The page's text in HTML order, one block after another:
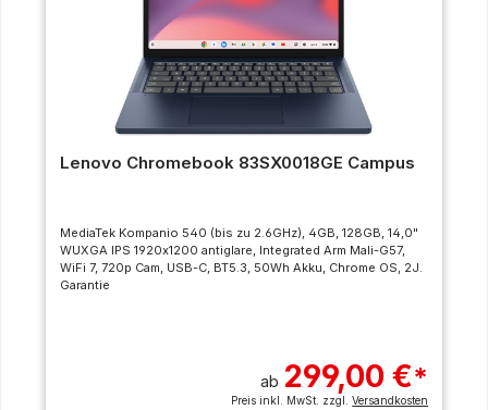
Lenovo Chromebook 83SX0018GE Campus
MediaTek Kompanio 540 (bis zu 2.6GHz), 4GB, 128GB, 14,0"
WUXGA IPS 1920x1200 antiglare, Integrated Arm Mali-G57,
WiFi 7, 720p Cam, USB-C, BT5.3, 50Wh Akku, Chrome OS, 2J.
Garantie
ab 299,00 €*
Preis inkl. MwSt. zzgl.Versandkosten